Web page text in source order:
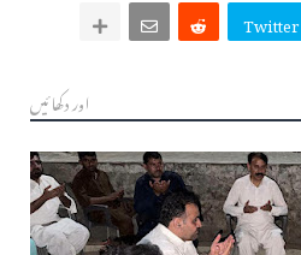
Twitter
اور دکھائیں